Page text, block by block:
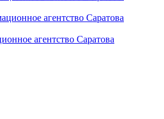
агентство Саратова